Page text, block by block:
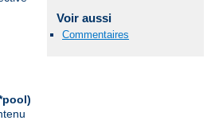
Voir aussi
Commentaires